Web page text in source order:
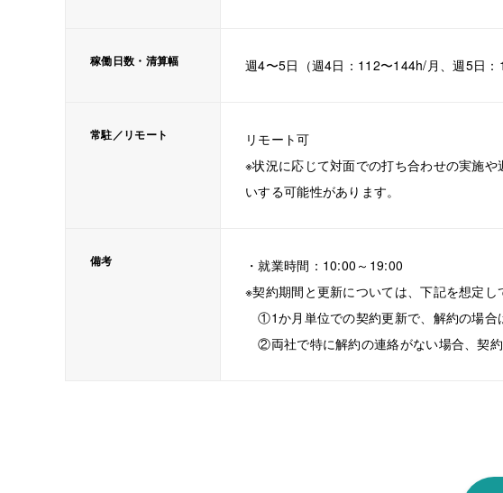
稼働日数・清算幅 週4〜5日（週4日：112〜144h/月、週5日：
常駐／リモート
リモート可
※状況に応じて対面での打ち合わせの実施
いする可能性があります。
備考
・就業時間：10:00～19:00
※契約期間と更新については、下記を想定し
①1か月単位での契約更新で、解約の場合
②両社で特に解約の連絡がない場合、契約